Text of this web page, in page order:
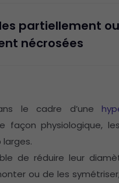
partiellement ou
nécrosées
le cadre d’une
façon physiologique,
de réduire leur
ou de les